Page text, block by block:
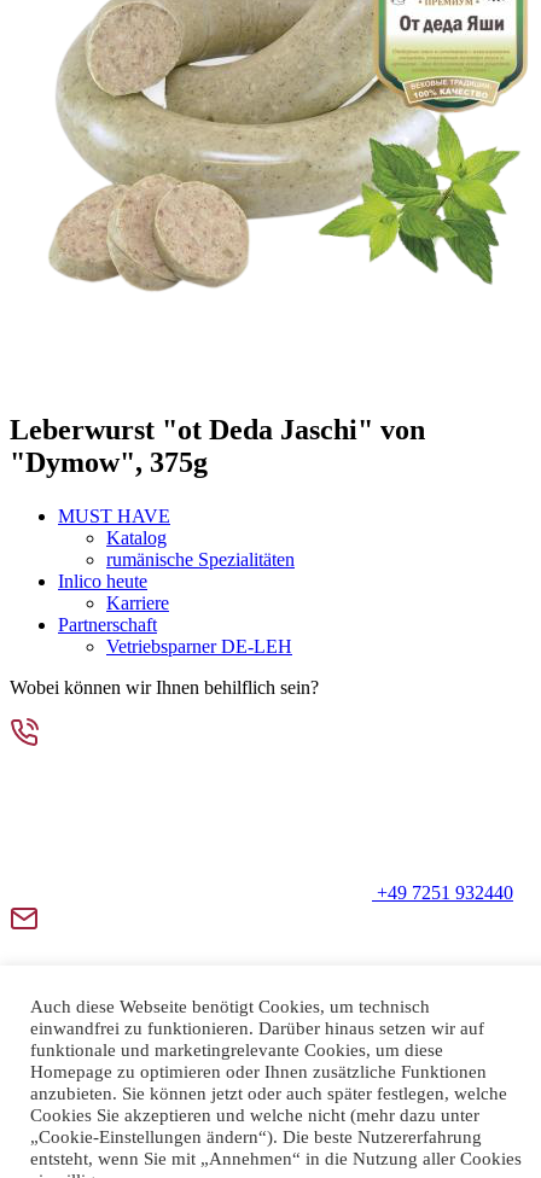
Leberwurst "ot Deda Jaschi" von
"Dymow", 375g
MUST HAVE
Katalog
rumänische Spezialitäten
Inlico heute
Karriere
Partnerschaft
Vetriebsparner DE-LEH
Wobei können wir Ihnen behilflich sein?
+49 7251 932440
info@inlico.net
Kontakt
Auch diese Webseite benötigt Cookies, um technisch
einwandfrei zu funktionieren. Darüber hinaus setzen wir auf
funktionale und marketingrelevante Cookies, um diese
Homepage zu optimieren oder Ihnen zusätzliche Funktionen
anzubieten. Sie können jetzt oder auch später festlegen, welche
Cookies Sie akzeptieren und welche nicht (mehr dazu unter
„Cookie-Einstellungen ändern“). Die beste Nutzererfahrung
entsteht, wenn Sie mit „Annehmen“ in die Nutzung aller Cookies